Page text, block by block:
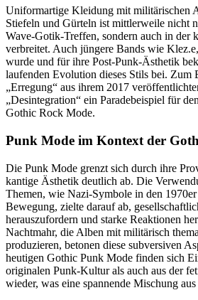
Uniformartige Kleidung mit militärischen
Stiefeln und Gürteln ist mittlerweile nicht
Wave-Gotik-Treffen, sondern auch in der
verbreitet. Auch jüngere Bands wie
wurde und für ihre Post-Punk-Ästhetik
laufenden Evolution dieses Stils bei. Zum
„Erregung“ aus ihrem 2017
„Desintegration“ ein Paradebeispiel für
Gothic Rock Mode.
Punk Mode im Kontext der
Die Punk Mode grenzt sich durch ihre
kantige Ästhetik deutlich ab. Die
Themen, wie Nazi-Symbole in den
Bewegung, zielte darauf ab,
herauszufordern und starke Reaktionen
Nachtmahr, die Alben mit militärisch
produzieren, betonen diese subversiven
heutigen Gothic Punk Mode finden sich
originalen Punk-Kultur als auch aus der
wieder, was eine spannende Mischung